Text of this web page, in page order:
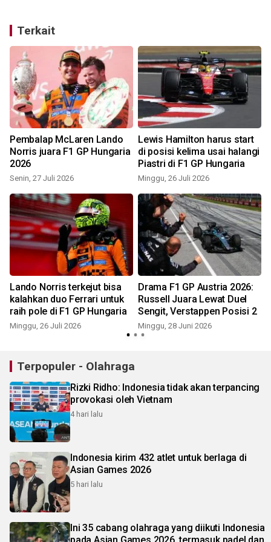
Terkait
Pembalap McLaren Lando
Norris juara F1 GP Hungaria
2026
Senin, 27 Juli 2026
Lewis Hamilton harus start
di posisi kelima usai halangi
Piastri di F1 GP Hungaria
Minggu, 26 Juli 2026
Lando Norris terkejut bisa
kalahkan duo Ferrari untuk
raih pole di F1 GP Hungaria
Minggu, 26 Juli 2026
Drama F1 GP Austria 2026:
Russell Juara Lewat Duel
Sengit, Verstappen Posisi 2
Minggu, 28 Juni 2026
Terpopuler - Olahraga
Rizki Ridho: Indonesia tidak akan terpancing
provokasi oleh Vietnam
4 hari lalu
Indonesia kirim 432 atlet untuk berlaga di
Asian Games 2026
5 hari lalu
Ini 35 cabang olahraga yang diikuti Indonesia
pada Asian Games 2026, termasuk padel dan